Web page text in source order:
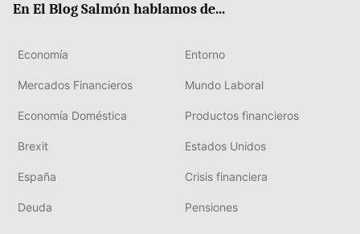
En El Blog Salmón hablamos de...
Economía Entorno
Mercados Financieros Mundo Laboral
Economía Doméstica Productos financieros
Brexit Estados Unidos
España Crisis financiera
Deuda Pensiones